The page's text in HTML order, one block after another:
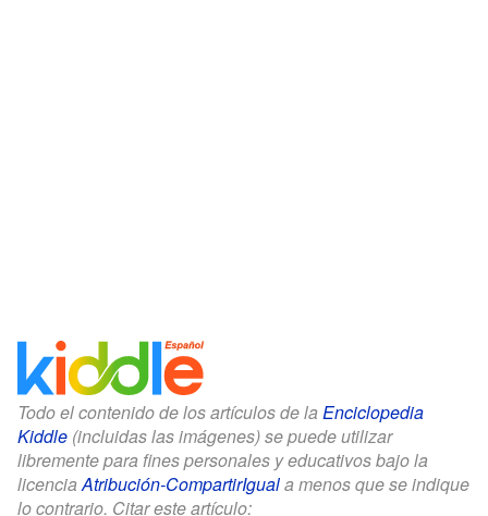
Todo el contenido de los artículos de la Enciclopedia
Kiddle (incluidas las imágenes) se puede utilizar
libremente para fines personales y educativos bajo la
licencia Atribución-CompartirIguala menos que se indique
lo contrario. Citar este artículo: